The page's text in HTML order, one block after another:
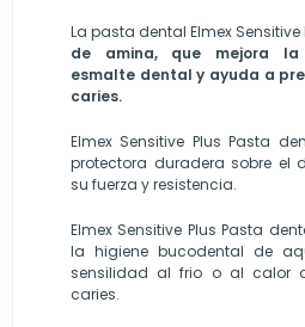
La pasta dental Elmex Sensitive
de amina, que mejora la
esmalte dental y ayuda a
caries.
Elmex Sensitive Plus Pasta
protectora duradera sobre el
su fuerza y resistencia.
Elmex Sensitive Plus Pasta
la higiene bucodental de
sensilidad al frio o al calor
caries.